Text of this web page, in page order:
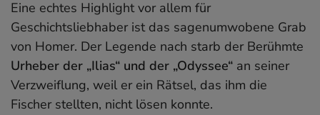
Eine echtes Highlight vor allem für
Geschichtsliebhaber ist das sagenumwobene Grab
von Homer. Der Legende nach starb der Berühmte
Urheber der „Ilias“ und der „Odyssee“ an seiner
Verzweiflung, weil er ein Rätsel, das ihm die
Fischer stellten, nicht lösen konnte.